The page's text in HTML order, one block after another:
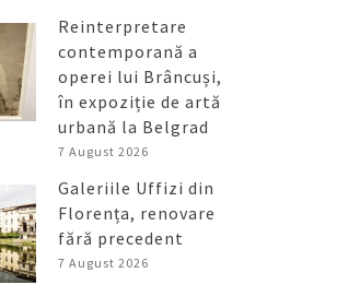
Reinterpretare
contemporană a
operei lui Brâncuși,
în expoziție de artă
urbană la Belgrad
7 August 2026
Galeriile Uffizi din
Florența, renovare
fără precedent
7 August 2026